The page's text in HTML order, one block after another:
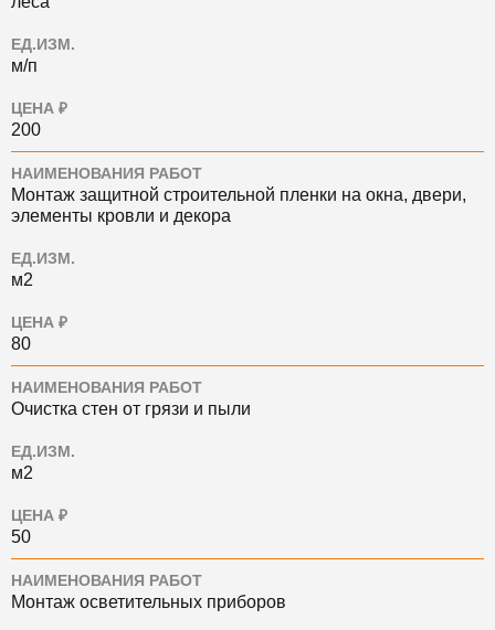
ЕД.ИЗМ.
м/п
ЦЕНА ₽
200
НАИМЕНОВАНИЯ РАБОТ
Монтаж защитной строительной пленки на окна, двери,
элементы кровли и декора
ЕД.ИЗМ.
м2
ЦЕНА ₽
80
НАИМЕНОВАНИЯ РАБОТ
Очистка стен от грязи и пыли
ЕД.ИЗМ.
м2
ЦЕНА ₽
50
НАИМЕНОВАНИЯ РАБОТ
Монтаж осветительных приборов